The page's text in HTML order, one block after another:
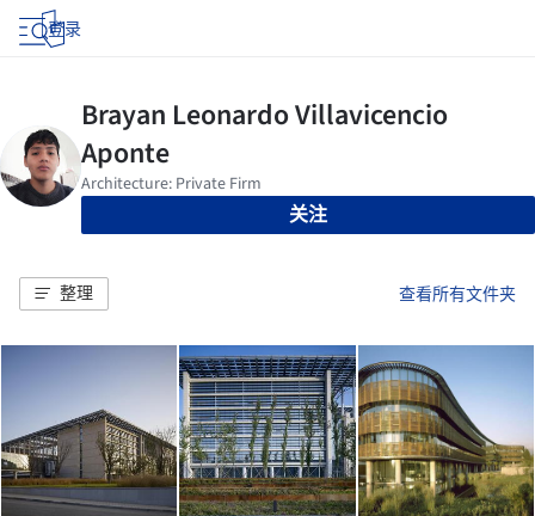
登录
关注
整理 查看所有文件夹